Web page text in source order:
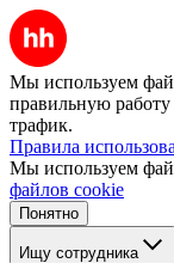
Мы используем
правильную работу
трафик.
Правила
Мы используем
файлов cookie
Понятно
Ищу сотрудника